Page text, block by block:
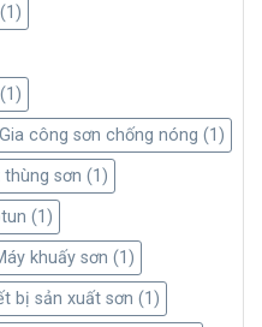
(1)
(1)
Gia công sơn chống nóng (1)
thùng sơn (1)
(1)
khuấy sơn (1)
bị sản xuất sơn (1)